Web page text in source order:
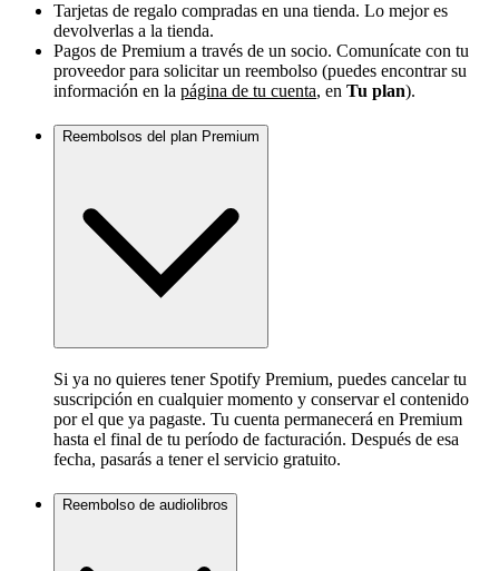
Tarjetas de regalo compradas en una tienda. Lo mejor es
devolverlas a la tienda.
Pagos de Premium a través de un socio. Comunícate con tu
proveedor para solicitar un reembolso (puedes encontrar su
información en la página de tu cuenta, en Tu plan).
Reembolsos del plan Premium
Si ya no quieres tener Spotify Premium, puedes cancelar tu
suscripción en cualquier momento y conservar el contenido
por el que ya pagaste. Tu cuenta permanecerá en Premium
hasta el final de tu período de facturación. Después de esa
fecha, pasarás a tener el servicio gratuito.
Reembolso de audiolibros